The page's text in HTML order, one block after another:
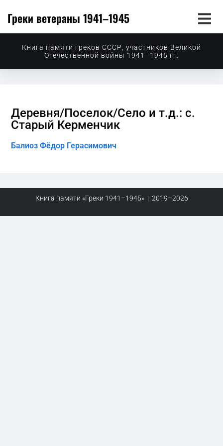
Греки ветераны 1941–1945
Книга памяти греков СССР, участников Великой
Отечественной войны 1941–1945 гг.
Деревня/Поселок/Село и т.д.: с.
Старый Керменчик
Балиоз Фёдор Герасимович
Книга памяти «Греки 1941–1945» | 2019–2026